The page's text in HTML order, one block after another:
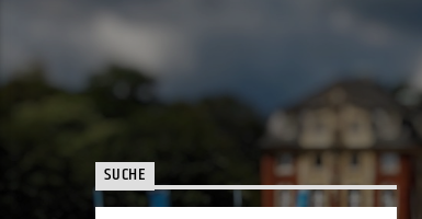
SUCHE